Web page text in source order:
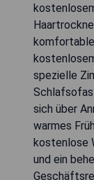
spezielle
Schlafsofas
sich über
warmes
kostenlose
und ein